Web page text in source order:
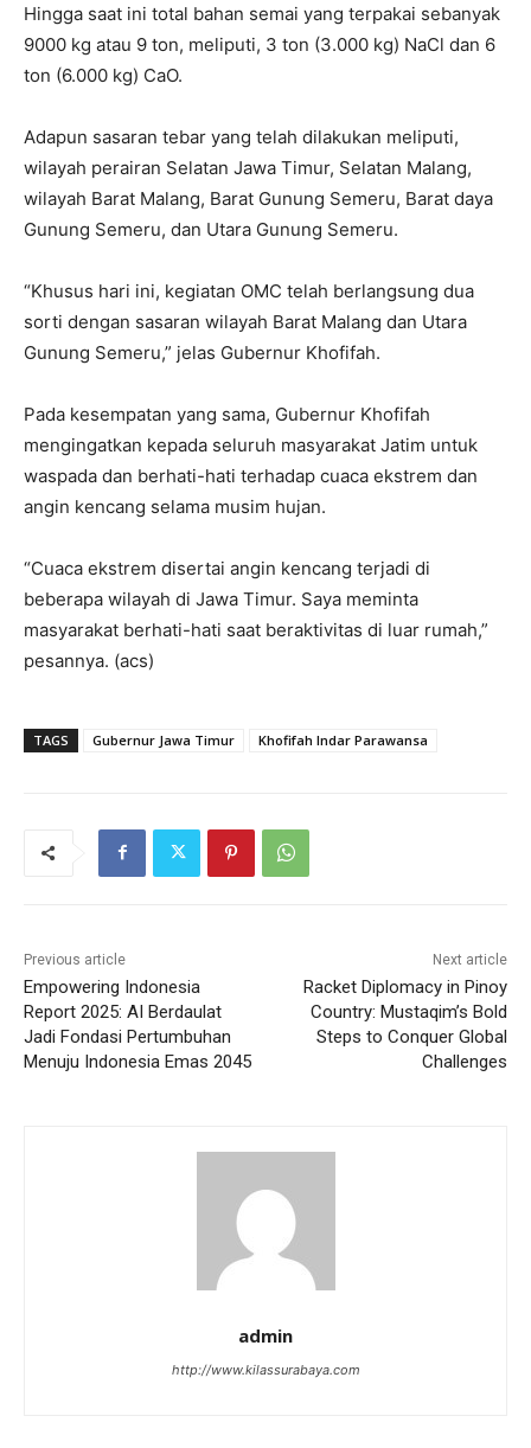
Hingga saat ini total bahan semai yang terpakai sebanyak
9000 kg atau 9 ton, meliputi, 3 ton (3.000 kg) NaCl dan 6
ton (6.000 kg) CaO.
Adapun sasaran tebar yang telah dilakukan meliputi,
wilayah perairan Selatan Jawa Timur, Selatan Malang,
wilayah Barat Malang, Barat Gunung Semeru, Barat daya
Gunung Semeru, dan Utara Gunung Semeru.
“Khusus hari ini, kegiatan OMC telah berlangsung dua
sorti dengan sasaran wilayah Barat Malang dan Utara
Gunung Semeru,” jelas Gubernur Khofifah.
Pada kesempatan yang sama, Gubernur Khofifah
mengingatkan kepada seluruh masyarakat Jatim untuk
waspada dan berhati-hati terhadap cuaca ekstrem dan
angin kencang selama musim hujan.
“Cuaca ekstrem disertai angin kencang terjadi di
beberapa wilayah di Jawa Timur. Saya meminta
masyarakat berhati-hati saat beraktivitas di luar rumah,”
pesannya. (acs)
TAGS Gubernur Jawa Timur Khofifah Indar Parawansa
Previous article
Empowering Indonesia
Report 2025: AI Berdaulat
Jadi Fondasi Pertumbuhan
Menuju Indonesia Emas 2045
Next article
Racket Diplomacy in Pinoy
Country: Mustaqim’s Bold
Steps to Conquer Global
Challenges
admin
http://www.kilassurabaya.com